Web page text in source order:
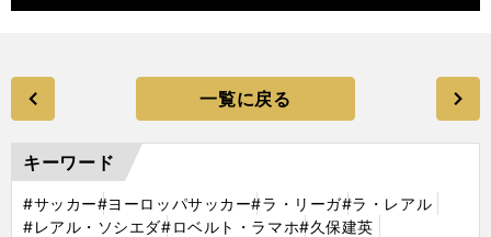
一覧に戻る
キーワード
#サッカー#ヨーロッパサッカー#ラ・リーガ#ラ・レアル
#レアル・ソシエダ#ロベルト・ラマホ#久保建英